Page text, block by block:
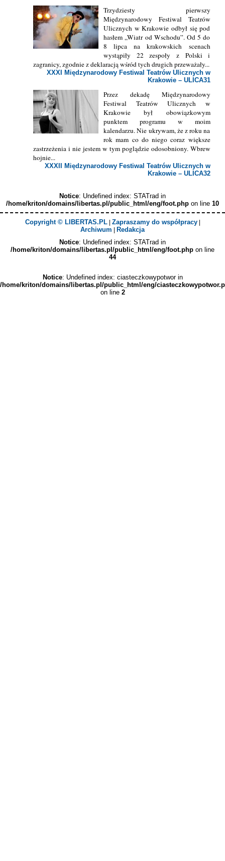
Trzydziesty pierwszy
Międzynarodowy Festiwal Teatrów
Ulicznych w Krakowie odbył się pod
hasłem „Wiatr od Wschodu”. Od 5 do
8 lipca na krakowskich scenach
wystąpiły 22 zespoły z Polski i
zagranicy, zgodnie z deklaracją wśród tych drugich przeważały...
XXXI Międzynarodowy Festiwal Teatrów Ulicznych w
Krakowie – ULICA31
Przez dekadę Międzynarodowy
Festiwal Teatrów Ulicznych w
Krakowie był obowiązkowym
punktem programu w moim
kalendarzu. Nie ukrywam, że z roku na
rok mam co do niego coraz większe
zastrzeżenia i nie jestem w tym poglądzie odosobniony. Wbrew
hojnie...
XXXII Międzynarodowy Festiwal Teatrów Ulicznych w
Krakowie – ULICA32
Notice: Undefined index: STATrad in
/home/kriton/domains/libertas.pl/public_html/eng/foot.php on line 10
Copyright © LIBERTAS.PL| Zapraszamy do współpracy|
Archiwum
Redakcja
Notice: Undefined index: STATrad in
/home/kriton/domains/libertas.pl/public_html/eng/foot.php on line
44
Notice: Undefined index: ciasteczkowypotwor in
/home/kriton/domains/libertas.pl/public_html/eng/
on line 2